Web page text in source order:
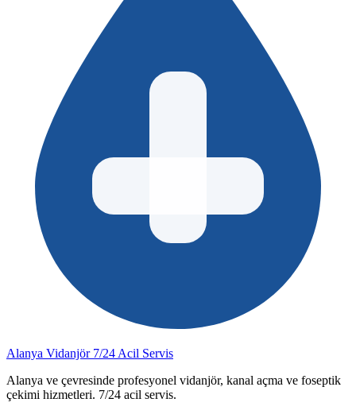
Alanya Vidanjör 7/24 Acil Servis
Alanya ve çevresinde profesyonel vidanjör, kanal açma ve foseptik
çekimi hizmetleri. 7/24 acil servis.